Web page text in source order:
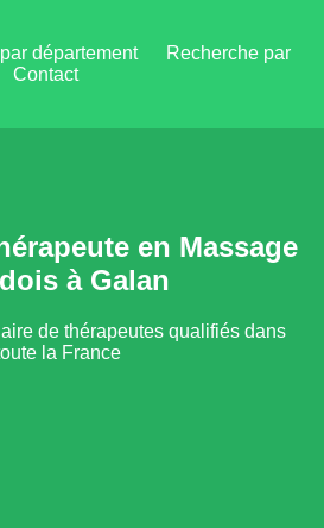
département
Recherche par
Contact
en Massage
à Galan
de thérapeutes qualifiés dans
la France